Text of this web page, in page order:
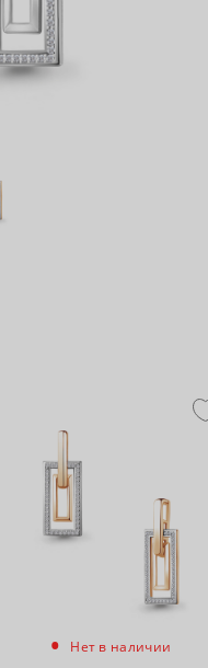
• Нет в наличии